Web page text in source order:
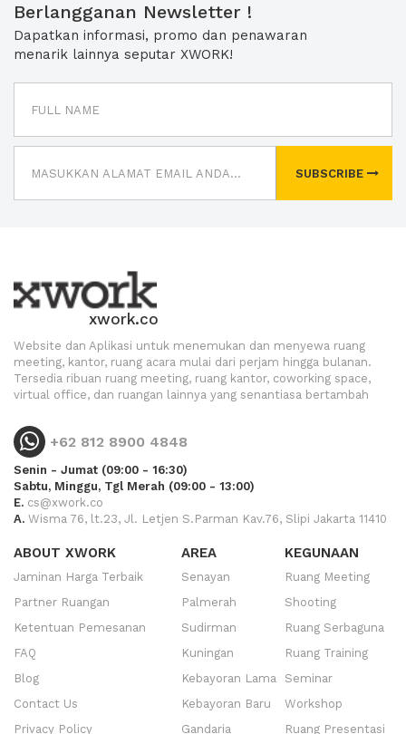
Berlangganan Newsletter !
Dapatkan informasi, promo dan penawaran
menarik lainnya seputar XWORK!
SUBSCRIBE
xwork.co
Website dan Aplikasi untuk menemukan dan menyewa ruang
meeting, kantor, ruang acara mulai dari perjam hingga bulanan.
Tersedia ribuan ruang meeting, ruang kantor, coworking space,
virtual office, dan ruangan lainnya yang senantiasa bertambah
+62 812 8900 4848
Senin - Jumat (09:00 - 16:30)
Sabtu, Minggu, Tgl Merah (09:00 - 13:00)
E. cs@xwork.co
A. Wisma 76, lt.23, Jl. Letjen S.Parman Kav.76, Slipi Jakarta 11410
ABOUT XWORK
Jaminan Harga Terbaik
Partner Ruangan
Ketentuan Pemesanan
FAQ
Blog
Contact Us
Privacy Policy
AREA
Senayan
Palmerah
Sudirman
Kuningan
Kebayoran Lama
Kebayoran Baru
Gandaria
KEGUNAAN
Ruang Meeting
Shooting
Ruang Serbaguna
Ruang Training
Seminar
Workshop
Ruang Presentasi